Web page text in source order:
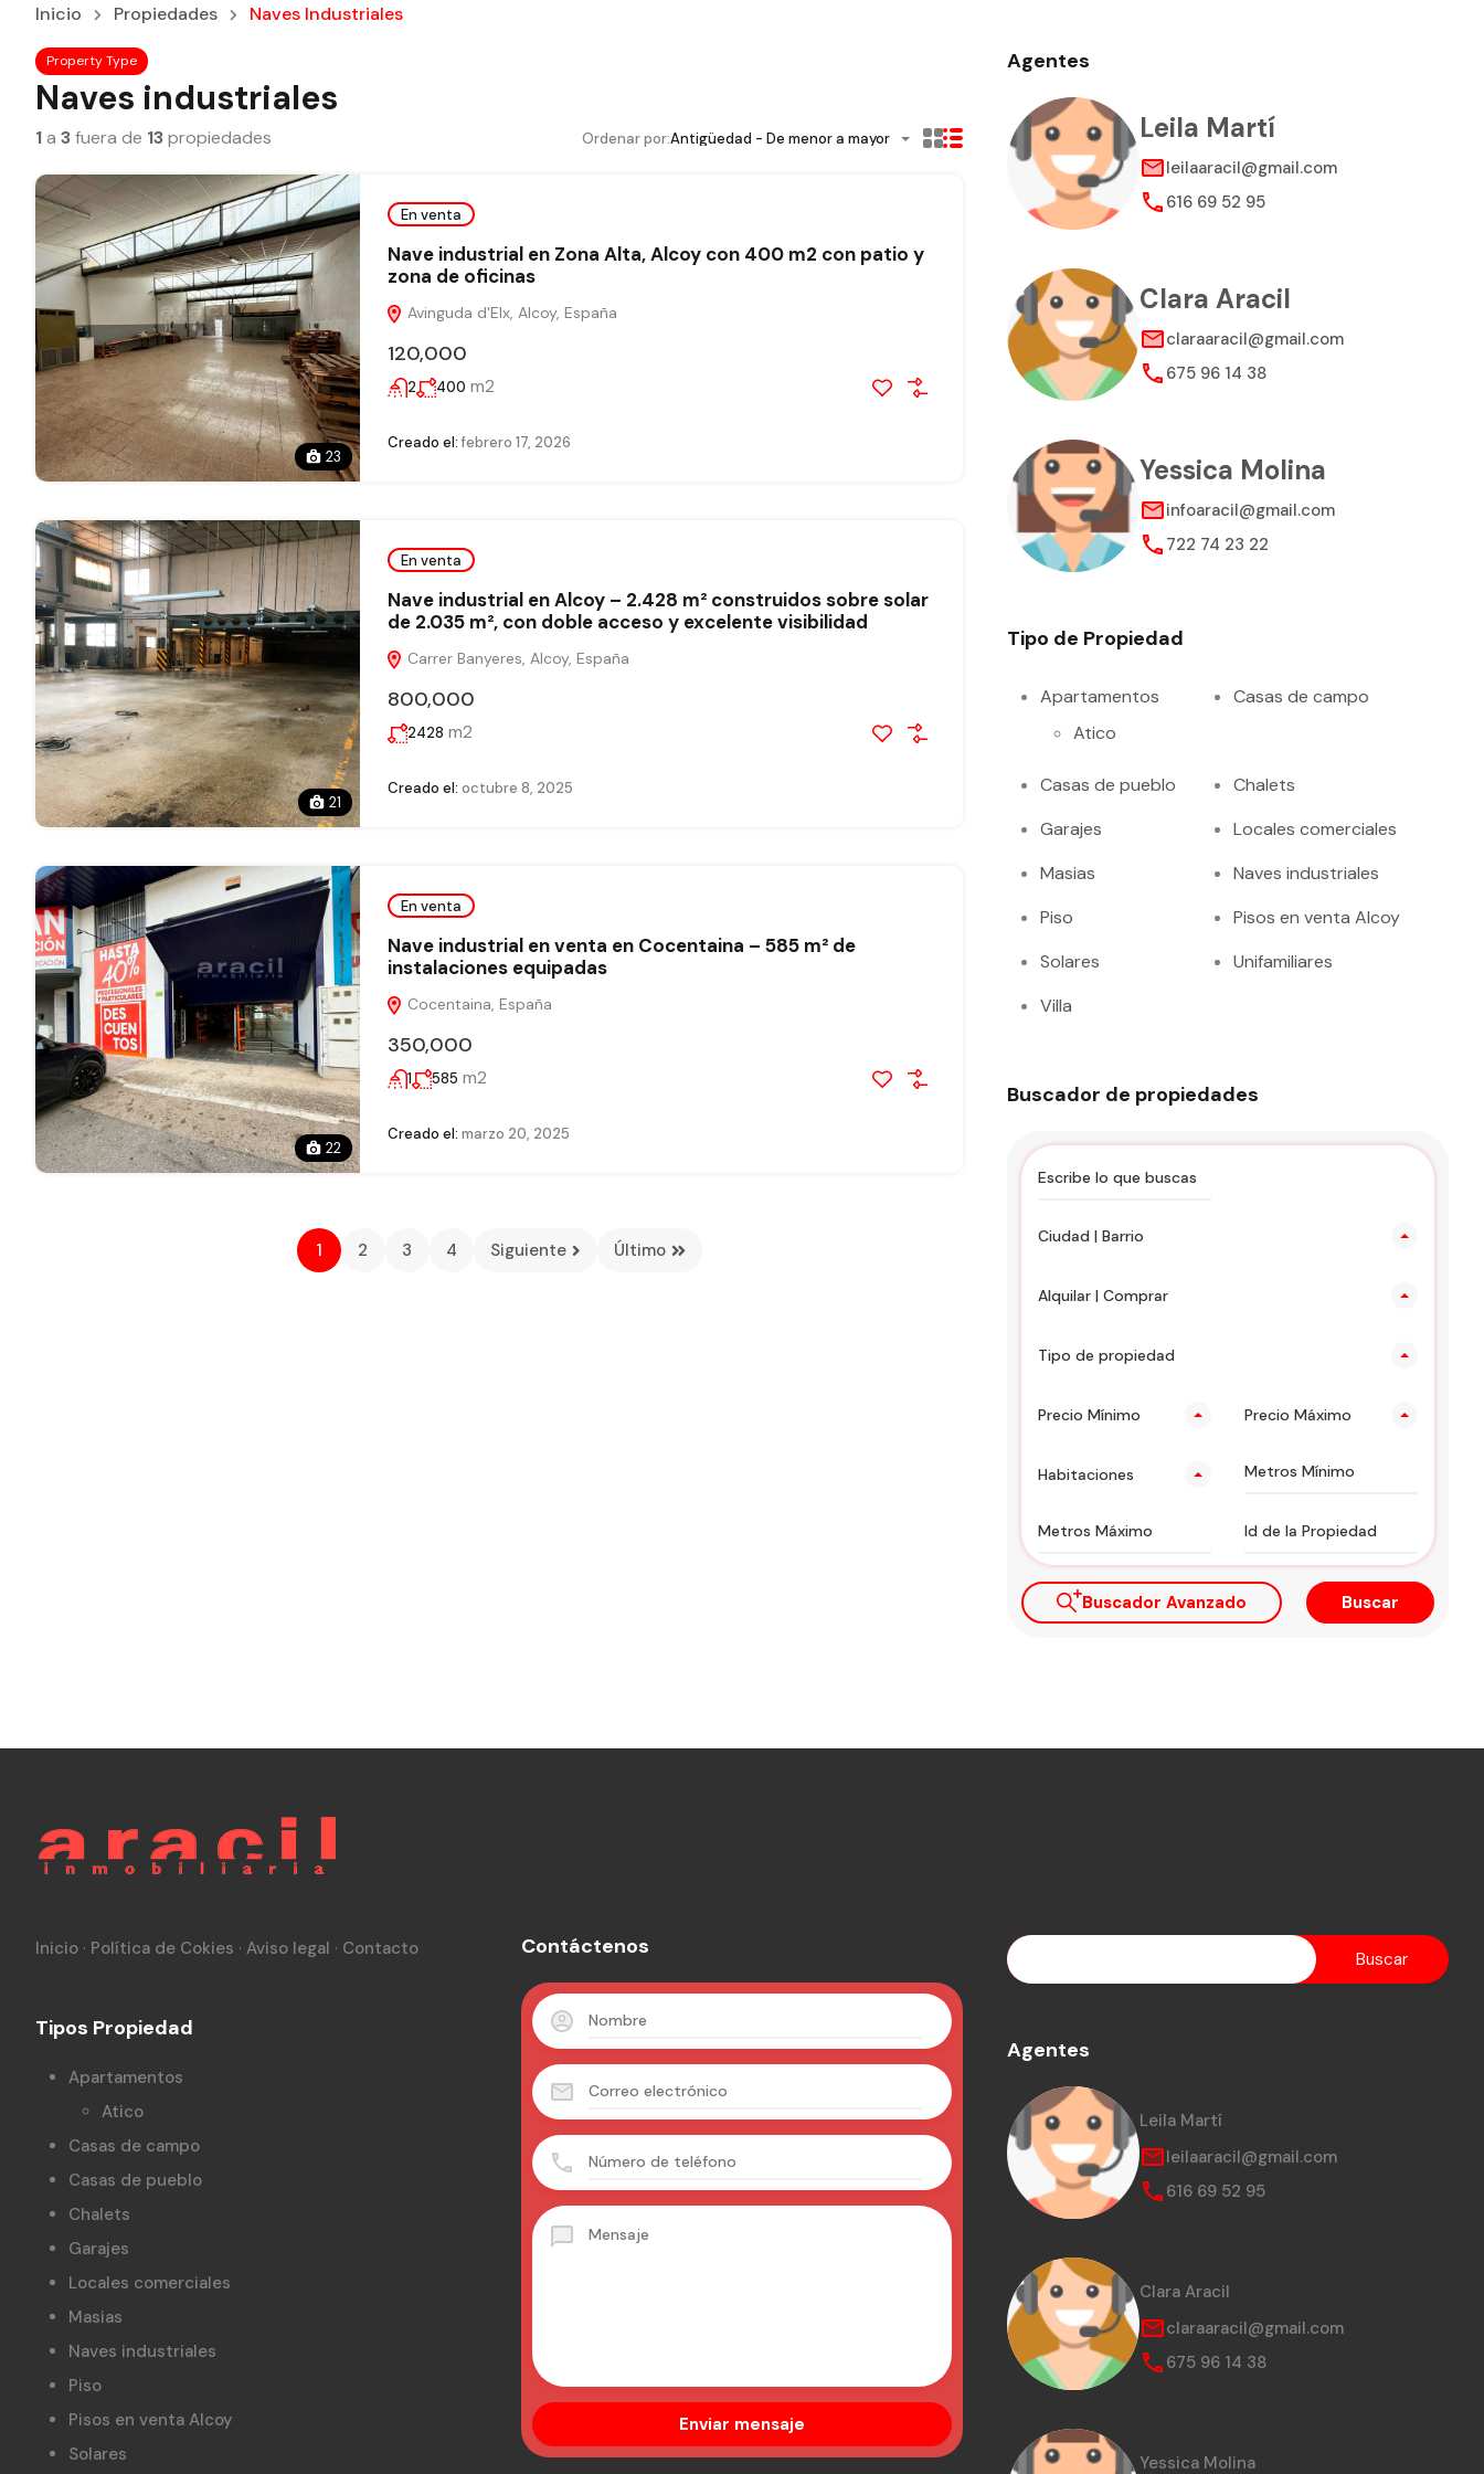
Inicio Propiedades Naves Industriales
Property Type
Naves industriales
1a 3fuera de 13propiedades Ordenar por:Antigüedad - De menor a mayor
23
En venta
Nave industrial en Zona Alta, Alcoy con 400 m2 con patio y
zona de oficinas
Avinguda d'Elx, Alcoy, España
120,000
2 400 m2
Creado el:febrero 17, 2026
21
En venta
Nave industrial en Alcoy – 2.428 m² construidos sobre solar
de 2.035 m², con doble acceso y excelente visibilidad
Carrer Banyeres, Alcoy, España
800,000
2428 m2
Creado el: octubre 8, 2025
22
En venta
Nave industrial en venta en Cocentaina – 585 m² de
instalaciones equipadas
Cocentaina, España
350,000
1 585 m2
Creado el: marzo 20, 2025
1 2 3 4 Siguiente Último
Agentes
Leila Martí
leilaaracil@gmail.com
616 69 52 95
Clara Aracil
claraaracil@gmail.com
675 96 14 38
Yessica Molina
infoaracil@gmail.com
722 74 23 22
Tipo de Propiedad
Apartamentos
Atico
Casas de campo
Casas de pueblo
Chalets
Garajes
Locales comerciales
Masias
Naves industriales
Piso
Pisos en venta Alcoy
Solares
Unifamiliares
Villa
Buscador de propiedades
Ciudad | Barrio
Alquilar | Comprar
Tipo de propiedad
Precio Mínimo Precio Máximo
Habitaciones
Buscador Avanzado Buscar
Inicio · Política de Cokies · Aviso legal · Contacto
Tipos Propiedad
Apartamentos
Atico
Casas de campo
Casas de pueblo
Chalets
Garajes
Locales comerciales
Masias
Naves industriales
Piso
Pisos en venta Alcoy
Solares
Contáctenos
Agentes
Leila Martí
leilaaracil@gmail.com
616 69 52 95
Clara Aracil
claraaracil@gmail.com
675 96 14 38
Yessica Molina